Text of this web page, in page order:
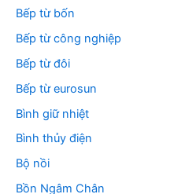
Bếp từ bốn
Bếp từ công nghiệp
Bếp từ đôi
Bếp từ eurosun
Bình giữ nhiệt
Bình thủy điện
Bộ nồi
Bồn Ngâm Chân